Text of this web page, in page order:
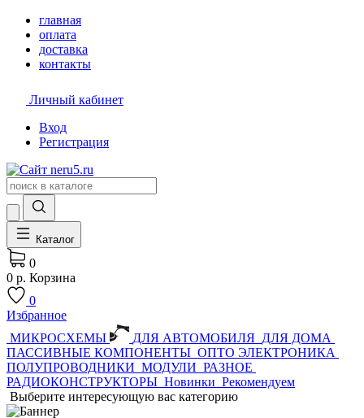
главная
оплата
доставка
контакты
Личный кабинет
Вход
Регистрация
Каталог
0
0 р. Корзина
0
Избранное
МИКРОСХЕМЫ
ДЛЯ АВТОМОБИЛЯ ДЛЯ ДОМА
ПАССИВНЫЕ КОМПОНЕНТЫ ОПТО ЭЛЕКТРОНИКА
ПОЛУПРОВОДНИКИ МОДУЛИ РАЗНОЕ
РАДИОКОНСТРУКТОРЫ Новинки Рекомендуем
Выберите интересующую вас категорию